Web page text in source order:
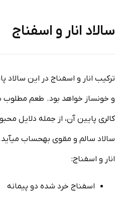
سالاد انار و اسفناج
ترکیب انار و اسفناج در این سالاد
و خون­ساز خواهد بود. طعم مطلوب
کالری پایین آن، از جمله دلایل
سالاد سالم و مقوی به­حساب می­آید.
انار و اسفناج:
اسفناج خرد شده دو پیمانه